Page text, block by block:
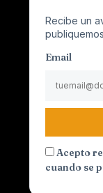
Recibe un
Email
Acepto
cuando se